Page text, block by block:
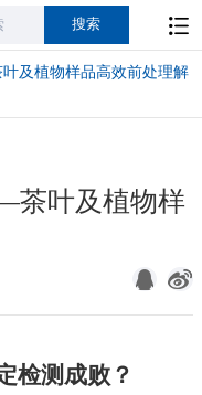
及植物样品高效前处理解
茶叶及植物样
检测成败？